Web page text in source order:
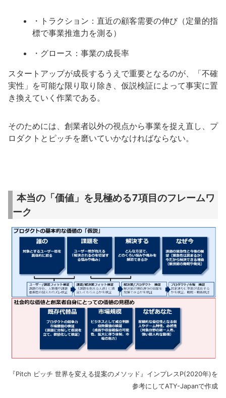
・トラクション：直近の顧客需要の伸び（定量的指
標で事業推進力を測る）
・グロース：事業の成長率
スタートアップが成長するうえで重要となるのが、「不確
実性」を可能な限り取り除き、仮説検証によって事実に置
き換えていく作業である。
そのためには、創業者以外の視点から事業を捉え直し、プ
ロダクトとピッチを磨いていかなければならない。
本当の「価値」を見極める7項目のフレームワ
ーク
『Pitch ピッチ 世界を変える提案のメソッド』インプレスP(2020年)を
参考にしてATY-Japanで作成